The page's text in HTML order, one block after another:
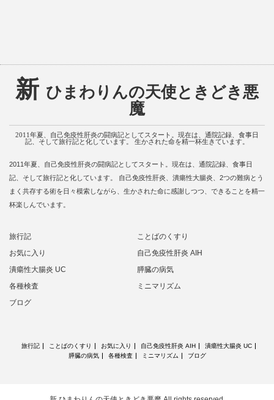
新 ひまわりんの天使ときどき悪
魔
2011年夏、自己免疫性肝炎の闘病記としてスタート。現在は、通院記録、食事日
記、そして旅行記と化しています。 生かされた命を精一杯生きています。
2011年夏、自己免疫性肝炎の闘病記としてスタート。現在は、通院記録、食事日
記、そして旅行記と化しています。 自己免疫性肝炎、潰瘍性大腸炎、2つの難病とう
まく共存する術を日々模索しながら、生かされた命に感謝しつつ、できることを精一
杯楽しんでいます。
旅行記
ことばのくすり
お気に入り
自己免疫性肝炎 AIH
潰瘍性大腸炎 UC
膵臓の病気
各種検査
ミニマリズム
ブログ
旅行記 ことばのくすり お気に入り 自己免疫性肝炎 AIH
潰瘍性大腸炎 UC
膵臓の病気
各種検査 ミニマリズム ブログ